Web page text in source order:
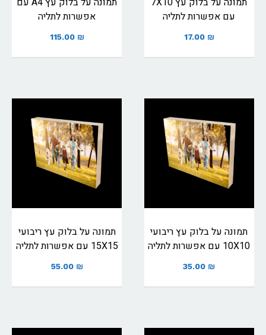
עם אפשרות לתליה
17.00 ₪
אפשרות לתליה
115.00 ₪
תמונה על בלוק עץ ריבועי
10X10 עם אפשרות לתליה
35.00 ₪
תמונה על בלוק עץ ריבועי
15X15 עם אפשרות לתליה
55.00 ₪